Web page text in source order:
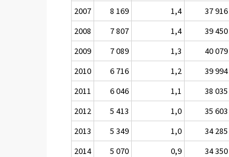
2007
8 169 1,4 37 916
2008
7 807 1,4 39 450
2009
7 089 1,3 40 079
2010
6 716 1,2 39 994
2011
6 046 1,1 38 035
2012
5 413 1,0 35 603
2013
5 349 1,0 34 285
2014
5 070 0,9 34 350